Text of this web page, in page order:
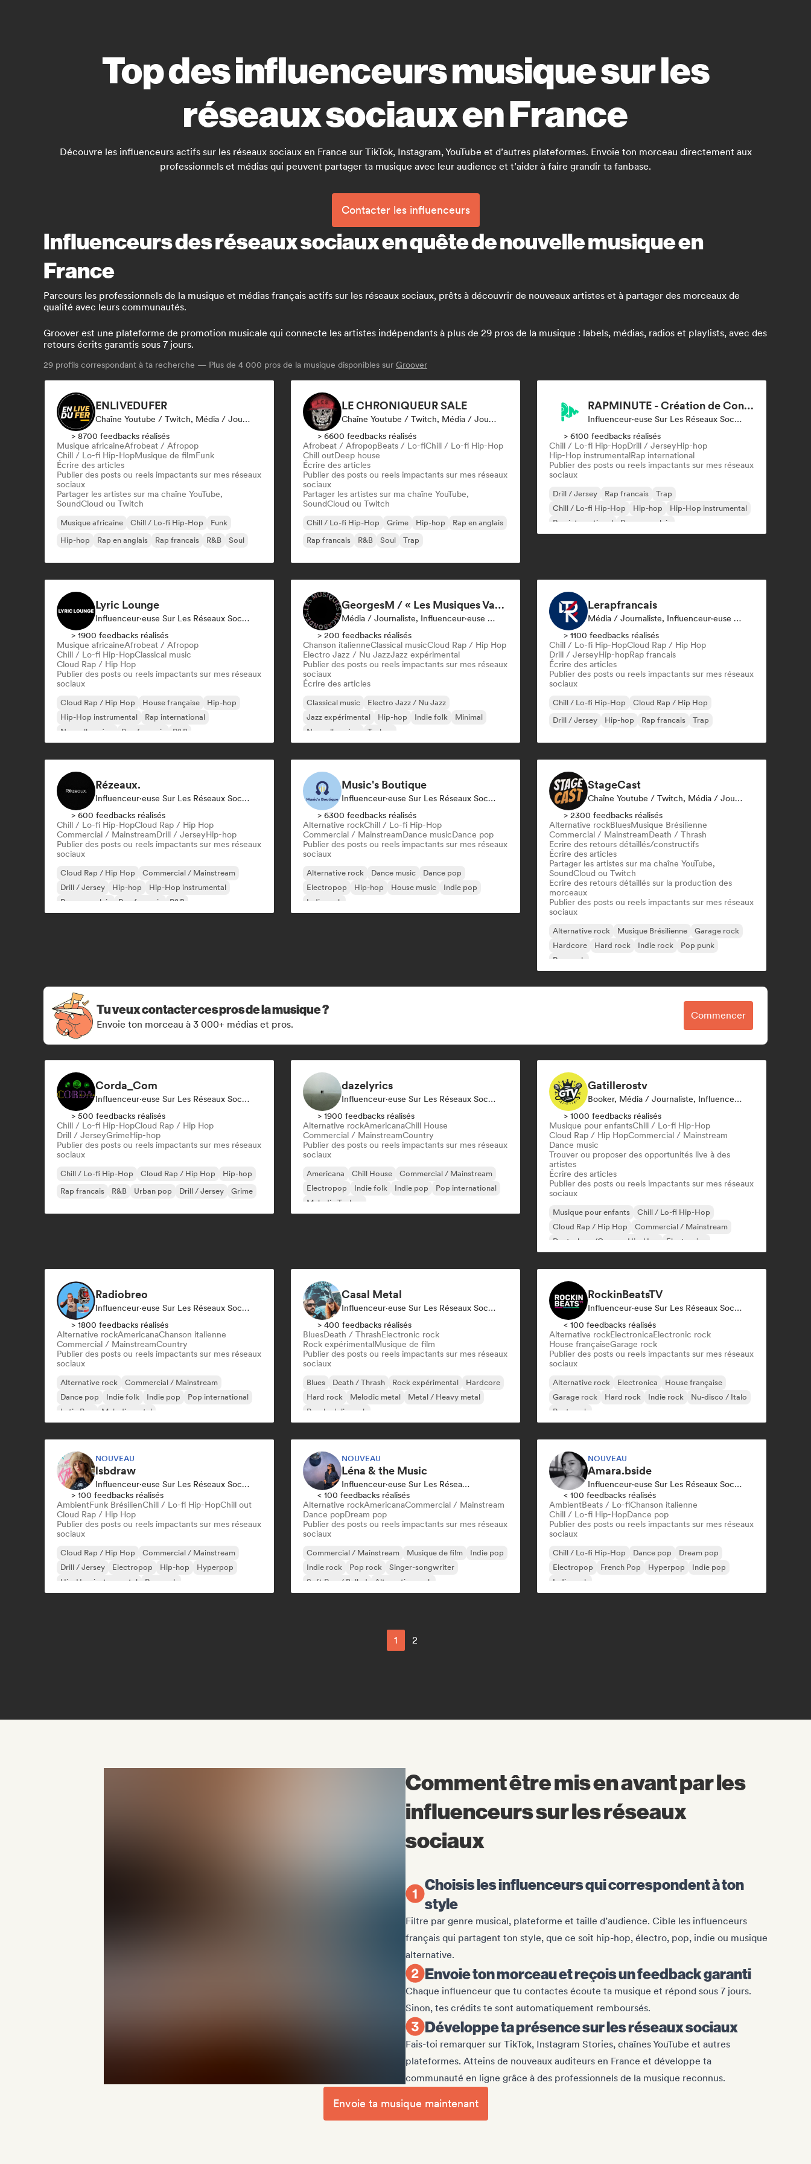
Top des influenceurs musique sur les
réseaux sociaux en France
Découvre les influenceurs actifs sur les réseaux sociaux en France sur TikTok, Instagram, YouTube et d’autres plateformes. Envoie ton morceau directement aux
professionnels et médias qui peuvent partager ta musique avec leur audience et t’aider à faire grandir ta fanbase.
Contacter les influenceurs
Influenceurs des réseaux sociaux en quête de nouvelle musique en
France
Parcours les professionnels de la musique et médias français actifs sur les réseaux sociaux, prêts à découvrir de nouveaux artistes et à partager des morceaux de
qualité avec leurs communautés.
Groover est une plateforme de promotion musicale qui connecte les artistes indépendants à plus de 29 pros de la musique : labels, médias, radios et playlists, avec des
retours écrits garantis sous 7 jours.
29 profils correspondant à ta recherche — Plus de 4 000 pros de la musique disponibles sur Groover
ENLIVEDUFER
Chaîne Youtube / Twitch, Média / Journaliste, Influenceur·euse Sur Les Réseaux Sociaux
> 8700 feedbacks réalisés
Musique africaineAfrobeat / Afropop
Chill / Lo-fi Hip-HopMusique de filmFunk
Écrire des articles
Publier des posts ou reels impactants sur mes réseaux
sociaux
Partager les artistes sur ma chaîne YouTube,
SoundCloud ou Twitch
Musique africaine Chill / Lo-fi Hip-Hop
Funk
Hip-hop
Rap en anglais Rap francais R&B Soul
LE CHRONIQUEUR SALE
Chaîne Youtube / Twitch, Média / Journaliste, Influenceur·euse Sur Les Réseaux Sociaux
> 6600 feedbacks réalisés
Afrobeat / AfropopBeats / Lo-fiChill / Lo-fi Hip-Hop
Chill outDeep house
Écrire des articles
Publier des posts ou reels impactants sur mes réseaux
sociaux
Partager les artistes sur ma chaîne YouTube,
SoundCloud ou Twitch
Chill / Lo-fi Hip-Hop Grime Hip-hop
Rap en anglais
Rap francais
R&B Soul Trap
RAPMINUTE - Création de Contenu
Influenceur·euse Sur Les Réseaux Sociaux
> 6100 feedbacks réalisés
Chill / Lo-fi Hip-HopDrill / JerseyHip-hop
Hip-Hop instrumentalRap international
Publier des posts ou reels impactants sur mes réseaux
sociaux
Drill / Jersey Rap francais
Trap
Chill / Lo-fi Hip-Hop
Hip-hop
Hip-Hop instrumental
Rap international
Rap en anglais
Lyric Lounge
Influenceur·euse Sur Les Réseaux Sociaux
> 1900 feedbacks réalisés
Musique africaineAfrobeat / Afropop
Chill / Lo-fi Hip-HopClassical music
Cloud Rap / Hip Hop
Publier des posts ou reels impactants sur mes réseaux
sociaux
Cloud Rap / Hip Hop House française
Hip-hop
Hip-Hop instrumental
Rap international
Nouvelle scène
Rap francais R&B
GeorgesM / « Les Musiques Vagabondes » - Content Creator
Média / Journaliste, Influenceur·euse Sur Les Réseaux Sociaux
> 200 feedbacks réalisés
Chanson italienneClassical musicCloud Rap / Hip Hop
Electro Jazz / Nu JazzJazz expérimental
Publier des posts ou reels impactants sur mes réseaux
sociaux
Écrire des articles
Classical music
Electro Jazz / Nu Jazz
Jazz expérimental
Hip-hop Indie folk
Minimal
Nouvelle scène
Techno
Lerapfrancais
Média / Journaliste, Influenceur·euse Sur Les Réseaux Sociaux
> 1100 feedbacks réalisés
Chill / Lo-fi Hip-HopCloud Rap / Hip Hop
Drill / JerseyHip-hopRap francais
Écrire des articles
Publier des posts ou reels impactants sur mes réseaux
sociaux
Chill / Lo-fi Hip-Hop
Cloud Rap / Hip Hop
Drill / Jersey
Hip-hop Rap francais Trap
Rézeaux.
Influenceur·euse Sur Les Réseaux Sociaux
> 600 feedbacks réalisés
Chill / Lo-fi Hip-HopCloud Rap / Hip Hop
Commercial / MainstreamDrill / JerseyHip-hop
Publier des posts ou reels impactants sur mes réseaux
sociaux
Cloud Rap / Hip Hop
Commercial / Mainstream
Drill / Jersey
Hip-hop
Hip-Hop instrumental
Rap en anglais
Rap francais R&B
Music's Boutique
Influenceur·euse Sur Les Réseaux Sociaux
> 6300 feedbacks réalisés
Alternative rockChill / Lo-fi Hip-Hop
Commercial / MainstreamDance musicDance pop
Publier des posts ou reels impactants sur mes réseaux
sociaux
Alternative rock Dance music
Dance pop
Electropop
Hip-hop House music
Indie pop
Indie rock
StageCast
Chaîne Youtube / Twitch, Média / Journaliste, Mentor, Influenceur·euse Sur Les Réseaux Sociaux, Spécialiste Son
> 2300 feedbacks réalisés
Alternative rockBluesMusique Brésilienne
Commercial / MainstreamDeath / Thrash
Ecrire des retours détaillés/constructifs
Écrire des articles
Partager les artistes sur ma chaîne YouTube,
SoundCloud ou Twitch
Ecrire des retours détaillés sur la production des
morceaux
Publier des posts ou reels impactants sur mes réseaux
sociaux
Alternative rock Musique Brésilienne
Garage rock
Hardcore
Hard rock Indie rock
Pop punk
Pop rock
Tu veux contacter ces pros de la musique ?
Envoie ton morceau à 3 000+ médias et pros.
Commencer
Corda_Com
Influenceur·euse Sur Les Réseaux Sociaux
> 500 feedbacks réalisés
Chill / Lo-fi Hip-HopCloud Rap / Hip Hop
Drill / JerseyGrimeHip-hop
Publier des posts ou reels impactants sur mes réseaux
sociaux
Chill / Lo-fi Hip-Hop Cloud Rap / Hip Hop
Hip-hop
Rap francais
R&B Urban pop Drill / Jersey Grime
dazelyrics
Influenceur·euse Sur Les Réseaux Sociaux
> 1900 feedbacks réalisés
Alternative rockAmericanaChill House
Commercial / MainstreamCountry
Publier des posts ou reels impactants sur mes réseaux
sociaux
Americana Chill House
Commercial / Mainstream
Electropop
Indie folk Indie pop
Pop international
Melodic Techno
Gatillerostv
Booker, Média / Journaliste, Influenceur·euse Sur Les Réseaux Sociaux
> 1000 feedbacks réalisés
Musique pour enfantsChill / Lo-fi Hip-Hop
Cloud Rap / Hip HopCommercial / Mainstream
Dance music
Trouver ou proposer des opportunités live à des
artistes
Écrire des articles
Publier des posts ou reels impactants sur mes réseaux
sociaux
Musique pour enfants
Chill / Lo-fi Hip-Hop
Cloud Rap / Hip Hop
Commercial / Mainstream
Deutschrap/German Hip-Hop
Electronica
Radiobreo
Influenceur·euse Sur Les Réseaux Sociaux
> 1800 feedbacks réalisés
Alternative rockAmericanaChanson italienne
Commercial / MainstreamCountry
Publier des posts ou reels impactants sur mes réseaux
sociaux
Alternative rock
Commercial / Mainstream
Dance pop
Indie folk Indie pop
Pop international
Latin Pop
Melodic metal
Casal Metal
Influenceur·euse Sur Les Réseaux Sociaux
> 400 feedbacks réalisés
BluesDeath / ThrashElectronic rock
Rock expérimentalMusique de film
Publier des posts ou reels impactants sur mes réseaux
sociaux
Blues Death / Thrash Rock expérimental
Hardcore
Hard rock
Melodic metal
Metal / Heavy metal
Psychedelic rock
RockinBeatsTV
Influenceur·euse Sur Les Réseaux Sociaux
< 100 feedbacks réalisés
Alternative rockElectronicaElectronic rock
House françaiseGarage rock
Publier des posts ou reels impactants sur mes réseaux
sociaux
Alternative rock Electronica
House française
Garage rock
Hard rock Indie rock
Nu-disco / Italo
Post punk
NOUVEAU
lsbdraw
Influenceur·euse Sur Les Réseaux Sociaux
> 100 feedbacks réalisés
AmbientFunk BrésilienChill / Lo-fi Hip-HopChill out
Cloud Rap / Hip Hop
Publier des posts ou reels impactants sur mes réseaux
sociaux
Cloud Rap / Hip Hop
Commercial / Mainstream
Drill / Jersey
Electropop Hip-hop
Hyperpop
Hip-Hop instrumental
Pop rock
NOUVEAU
Léna & the Music
Influenceur·euse Sur Les Réseaux Sociaux
< 100 feedbacks réalisés
Alternative rockAmericanaCommercial / Mainstream
Dance popDream pop
Publier des posts ou reels impactants sur mes réseaux
sociaux
Commercial / Mainstream Musique de film
Indie pop
Indie rock
Pop rock
Singer-songwriter
Soft Pop / Ballad
Alternative rock
NOUVEAU
Amara.bside
Influenceur·euse Sur Les Réseaux Sociaux
< 100 feedbacks réalisés
AmbientBeats / Lo-fiChanson italienne
Chill / Lo-fi Hip-HopDance pop
Publier des posts ou reels impactants sur mes réseaux
sociaux
Chill / Lo-fi Hip-Hop Dance pop
Dream pop
Electropop
French Pop Hyperpop
Indie pop
Indie rock
1 2
Comment être mis en avant par les
influenceurs sur les réseaux
sociaux
Choisis les influenceurs qui correspondent à ton
style
Filtre par genre musical, plateforme et taille d’audience. Cible les influenceurs
français qui partagent ton style, que ce soit hip-hop, électro, pop, indie ou musique
alternative.
Envoie ton morceau et reçois un feedback garanti
Chaque influenceur que tu contactes écoute ta musique et répond sous 7 jours.
Sinon, tes crédits te sont automatiquement remboursés.
Développe ta présence sur les réseaux sociaux
Fais-toi remarquer sur TikTok, Instagram Stories, chaînes YouTube et autres
plateformes. Atteins de nouveaux auditeurs en France et développe ta
communauté en ligne grâce à des professionnels de la musique reconnus.
Envoie ta musique maintenant